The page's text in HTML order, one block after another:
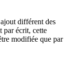
différent des
par écrit, cette
modifiée que par